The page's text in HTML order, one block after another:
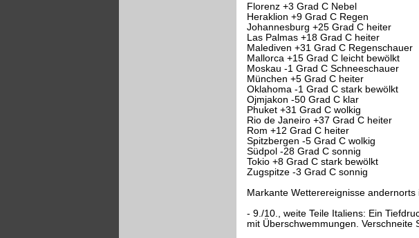
Florenz +3 Grad C Nebel
Heraklion +9 Grad C Regen
Johannesburg +25 Grad C heiter
Las Palmas +18 Grad C heiter
Malediven +31 Grad C Regenschauer
Mallorca +15 Grad C leicht bewölkt
Moskau -1 Grad C Schneeschauer
München +5 Grad C heiter
Oklahoma -1 Grad C stark bewölkt
Ojmjakon -50 Grad C klar
Phuket +31 Grad C wolkig
Rio de Janeiro +37 Grad C heiter
Rom +12 Grad C heiter
Spitzbergen -5 Grad C wolkig
Südpol -28 Grad C sonnig
Tokio +8 Grad C stark bewölkt
Zugspitze -3 Grad C sonnig
Markante Wetterereignisse andernorts
- 9./10., weite Teile Italiens: Ein
mit Überschwemmungen. Verschneite